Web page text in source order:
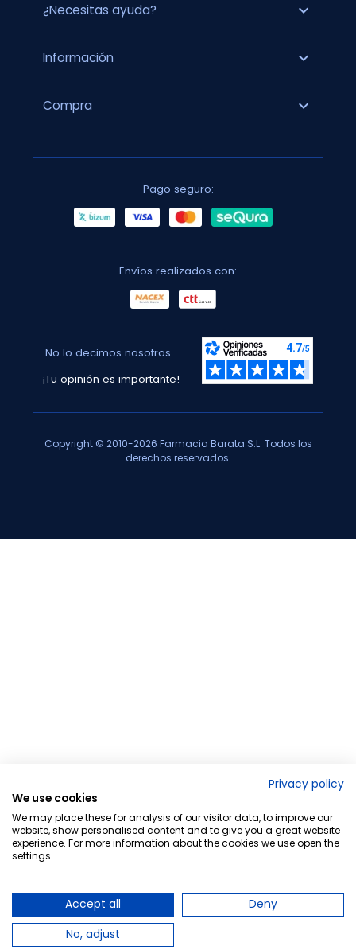
¿Necesitas ayuda? expand_more
Información expand_more
Compra expand_more
Pago seguro:
Envíos realizados con:
No lo decimos nosotros...
¡Tu opinión es importante!
Copyright © 2010-2026 Farmacia Barata S.L. Todos los
derechos reservados.
Privacy policy
We use cookies
We may place these for analysis of our visitor data, to improve our
website, show personalised content and to give you a great website
experience. For more information about the cookies we use open the
settings.
Accept all
Deny
No, adjust